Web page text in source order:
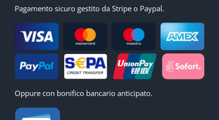
Pagamento sicuro gestito da Stripe o Paypal.
Oppure con bonifico bancario anticipato.